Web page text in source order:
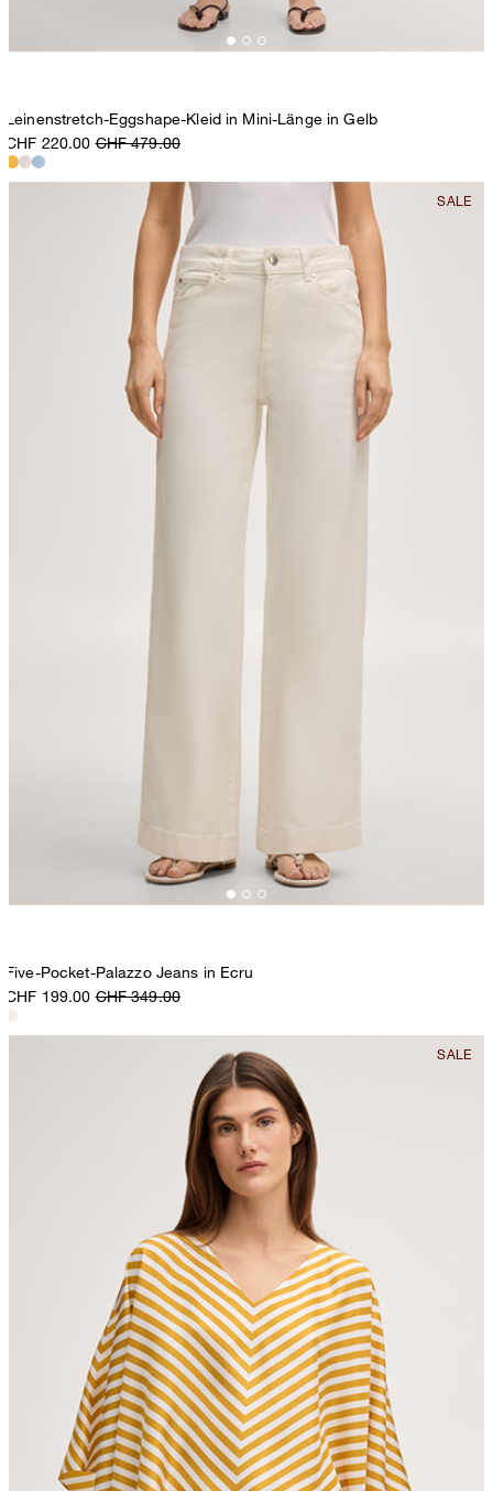
Leinenstretch-Eggshape-Kleid in Mini-Länge in Gelb
CHF 220.00 CHF 479.00
Five-Pocket-Palazzo Jeans in Ecru
CHF 199.00 CHF 349.00